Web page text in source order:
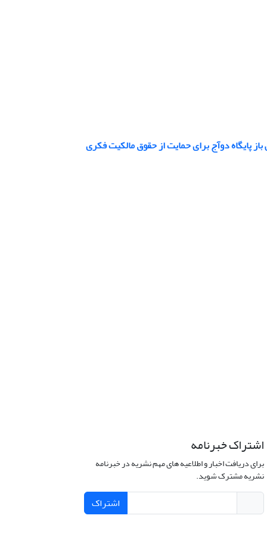
پایگاه دوآج برای حمایت از حقوق مالکیت فکری
اشتراک خبرنامه
برای دریافت اخبار و اطلاعیه های مهم نشریه در خبرنامه
نشریه مشترک شوید.
اشتراک